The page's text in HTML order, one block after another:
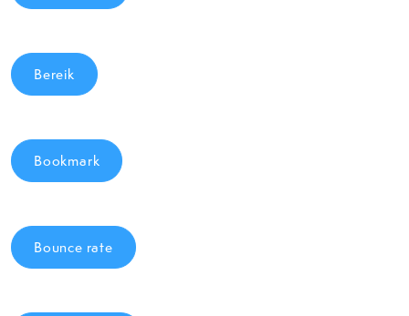
Bereik
Bookmark
Bounce rate